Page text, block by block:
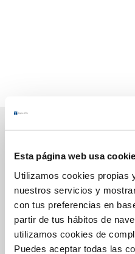
Esta página web usa
Utilizamos cookies propias
nuestros servicios y
con tus preferencias en
partir de tus hábitos de
utilizamos cookies de
Puedes aceptar todas las
Gestiones Online
FACTURAS, PAGOS Y CONSUMOS
CONTRATOS
MODIFICACIÓN DE DATOS